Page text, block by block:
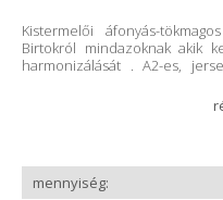
Kistermelői áfonyás-
Birtokról mindazoknak akik
harmonizálását . A2-es,
Minden termékünk
Összetevők: pasztőrözött